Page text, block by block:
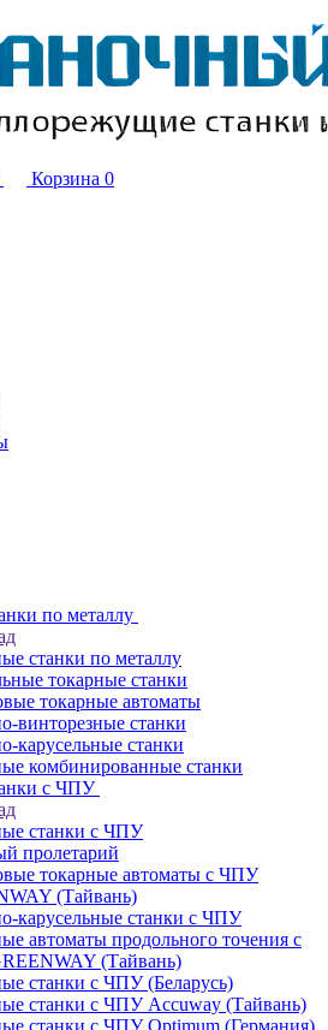
Корзина 0
по металлу
станки по металлу
токарные станки
токарные автоматы
винторезные станки
карусельные станки
комбинированные станки
с ЧПУ
станки с ЧПУ
пролетарий
токарные автоматы с ЧПУ
(Тайвань)
карусельные станки с ЧПУ
автоматы продольного точения с
(Тайвань)
станки с ЧПУ (Беларусь)
станки с ЧПУ Accuway (Тайвань)
станки с ЧПУ Optimum (Германия)